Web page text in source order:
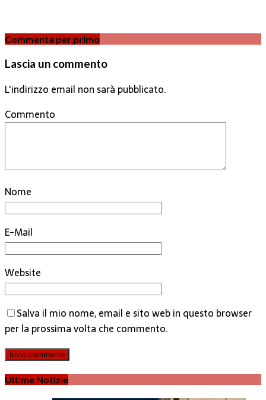
Commenta per primo
Lascia un commento
L'indirizzo email non sarà pubblicato.
Commento
Nome
E-Mail
Website
Salva il mio nome, email e sito web in questo browser
per la prossima volta che commento.
Ultime Notizie